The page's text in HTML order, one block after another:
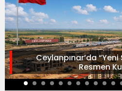
Ceylanpınar’da
Resmen